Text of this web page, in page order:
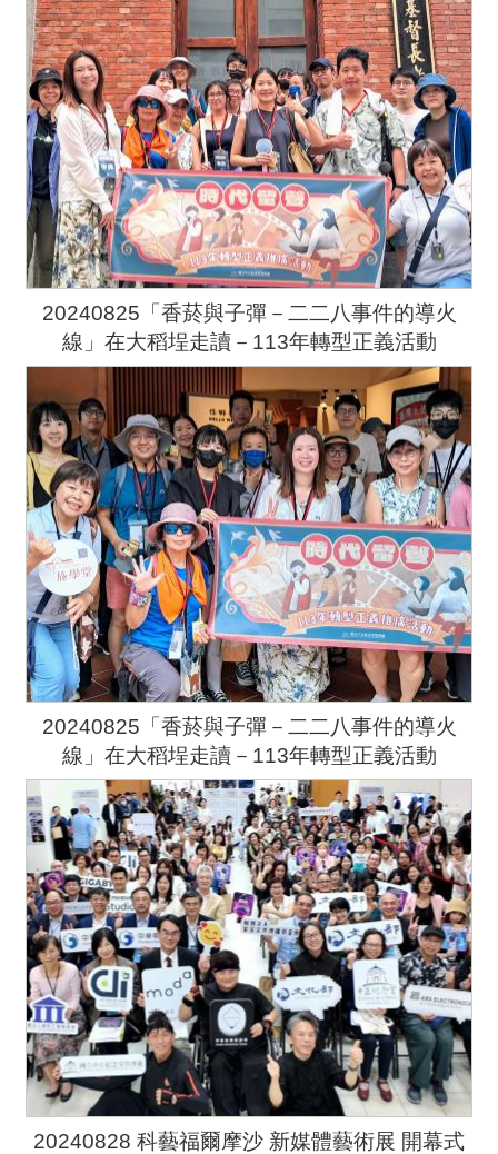
20240825「香菸與子彈－二二八事件的導火
線」在大稻埕走讀－113年轉型正義活動
20240825「香菸與子彈－二二八事件的導火
線」在大稻埕走讀－113年轉型正義活動
20240828 科藝福爾摩沙 新媒體藝術展 開幕式